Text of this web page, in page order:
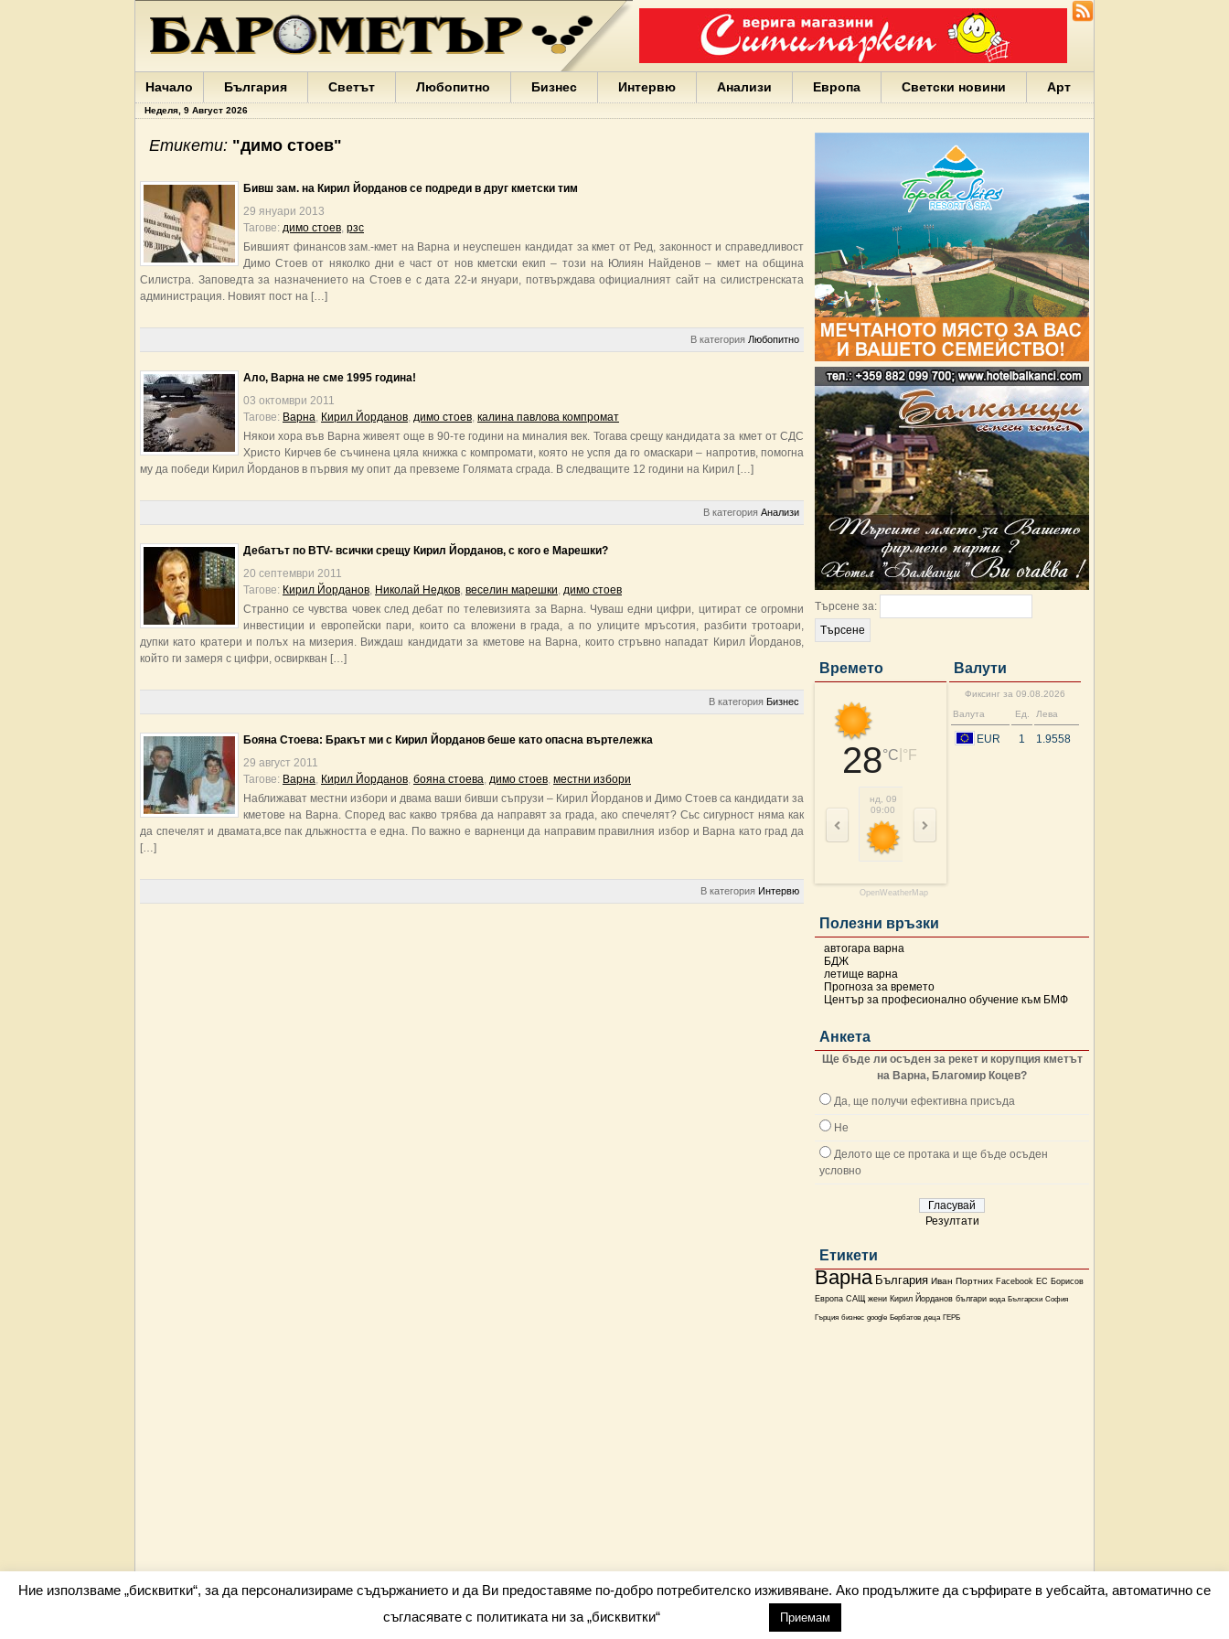
Варна
България
Портних
Facebook
ЕС
Борисов
Европа
Български
София
Гърция
бизнес
Бербатов
ГЕРБ
Начало България Светът Любопитно Бизнес Интервю Анализи Европа Светски новини Арт
Неделя, 9 Август 2026
Търсене за:
Времето
28°C °F
нд, 09
09:00
12:00
OpenWeatherMap
Валути
Фиксинг за 09.08.2026
Валута
Ед. Лева
EUR 1 1.9558
Полезни връзки
автогара варна
БДЖ
летище варна
Прогноза за времето
Център за професионално обучение към БМФ
Анкета
Ще бъде ли осъден за рекет и корупция кметът
на Варна, Благомир Коцев?
Да, ще получи ефективна присъда
Не
Делото ще се протака и ще бъде осъден
условно
Резултати
Етикети
Варна България Иван Портних Facebook ЕС Борисов
Европа САЩ жени Кирил Йорданов българи вода Български София
Гърция бизнес google Бербатов деца ГЕРБ
Етикети: "димо стоев"
Бивш зам. на Кирил Йорданов се подреди в друг кметски тим
29 януари 2013
Тагове: димо стоев, рзс
Бившият финансов зам.-кмет на Варна и неуспешен кандидат за кмет от Ред, законност и справедливост
Димо Стоев от няколко дни е част от нов кметски екип – този на Юлиян Найденов – кмет на община
Силистра. Заповедта за назначението на Стоев е с дата 22-и януари, потвърждава официалният сайт на силистренската
администрация. Новият пост на […]
В категория Любопитно
Ало, Варна не сме 1995 година!
03 октомври 2011
Тагове: Варна, Кирил Йорданов, димо стоев, калина павлова компромат
Някои хора във Варна живеят още в 90-те години на миналия век. Тогава срещу кандидата за кмет от СДС
Христо Кирчев бе съчинена цяла книжка с компромати, която не успя да го омаскари – напротив, помогна
му да победи Кирил Йорданов в първия му опит да превземе Голямата сграда. В следващите 12 години на Кирил […]
В категория Анализи
Дебатът по BTV- всички срещу Кирил Йорданов, с кого е Марешки?
20 септември 2011
Тагове: Кирил Йорданов, Николай Недков, веселин марешки, димо стоев
Странно се чувства човек след дебат по телевизията за Варна. Чуваш едни цифри, цитират се огромни
инвестиции и европейски пари, които са вложени в града, а по улиците мръсотия, разбити тротоари,
дупки като кратери и полъх на мизерия. Виждаш кандидати за кметове на Варна, които стръвно нападат Кирил Йорданов,
който ги замеря с цифри, освиркван […]
В категория Бизнес
Бояна Стоева: Бракът ми с Кирил Йорданов беше като опасна въртележка
29 август 2011
Тагове: Варна, Кирил Йорданов, бояна стоева, димо стоев, местни избори
Наближават местни избори и двама ваши бивши съпрузи – Кирил Йорданов и Димо Стоев са кандидати за
кметове на Варна. Според вас какво трябва да направят за града, ако спечелят? Сьс сигурност няма как
да спечелят и двамата,все пак дльжността е една. По важно е варненци да направим правилния избор и Варна като град да
[…]
В категория Интервю
Всички права запазени barometar.net © 2026 info@barometar.net
Ние използваме „бисквитки“, за да персонализираме съдържанието и да Ви предоставяме по-добро потребителско изживяване. Ако продължите да сърфирате в уебсайта, автоматично се
съгласявате с политиката ни за „бисквитки“
Приемам